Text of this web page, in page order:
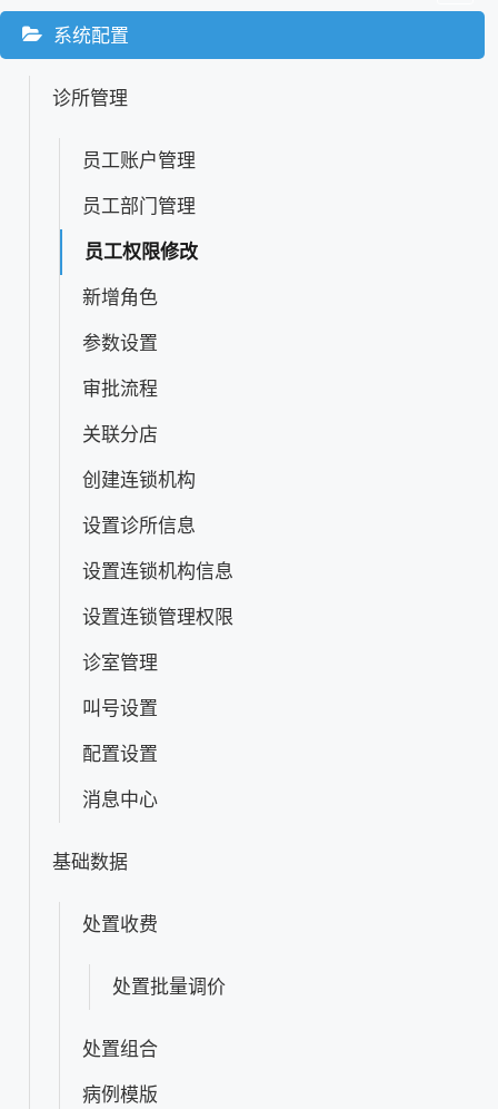
系统配置
诊所管理
员工账户管理
员工部门管理
员工权限修改
新增角色
参数设置
审批流程
关联分店
创建连锁机构
设置诊所信息
设置连锁机构信息
设置连锁管理权限
诊室管理
叫号设置
配置设置
消息中心
基础数据
处置收费
处置批量调价
处置组合
病例模版